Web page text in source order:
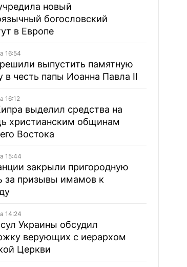
новый
богословский
в Европе
16:54
выпустить памятную
в честь папы Иоанна Павла II
16:12
выделил средства на
христианским общинам
Востока
15:44
закрыли пригородную
за призывы имамов к
14:24
Украины обсудил
верующих с иерархом
Церкви